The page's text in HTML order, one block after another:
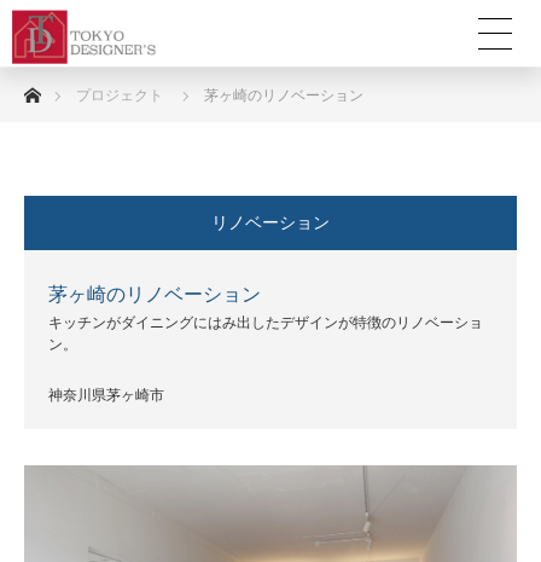
ホームプロジェクト 茅ヶ崎のリノベーション
リノベーション
茅ヶ崎のリノベーション
キッチンがダイニングにはみ出したデザインが特徴のリノベーショ
ン。
神奈川県茅ヶ崎市